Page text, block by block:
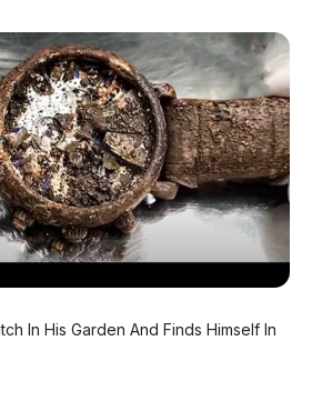
In His Garden And Finds Himself In